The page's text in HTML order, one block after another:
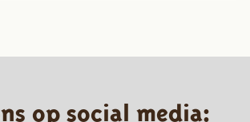
op social media: